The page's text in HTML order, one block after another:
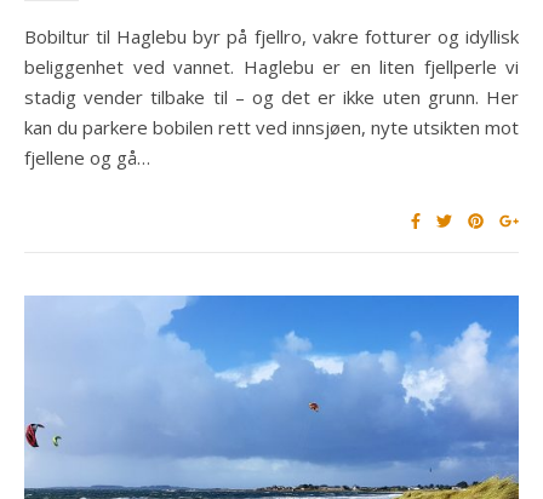
Bobiltur til Haglebu byr på fjellro, vakre fotturer og idyllisk
beliggenhet ved vannet. Haglebu er en liten fjellperle vi
stadig vender tilbake til – og det er ikke uten grunn. Her
kan du parkere bobilen rett ved innsjøen, nyte utsikten mot
fjellene og gå…